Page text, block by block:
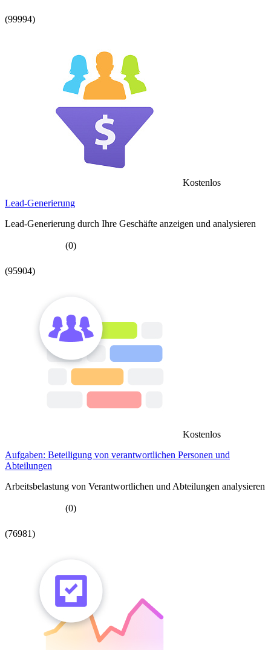
(99994)
Kostenlos
Lead-Generierung
Lead-Generierung durch Ihre Geschäfte anzeigen und analysieren
(0)
(95904)
Kostenlos
Aufgaben: Beteiligung von verantwortlichen Personen und
Abteilungen
Arbeitsbelastung von Verantwortlichen und Abteilungen analysieren
(0)
(76981)